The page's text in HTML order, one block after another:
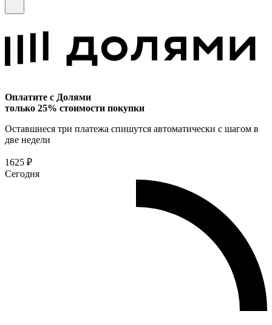
Оплатите с Долями
только 25% стоимости покупки
Оставшиеся три платежа спишутся автоматически с шагом в
две недели
1625 ₽
Сегодня